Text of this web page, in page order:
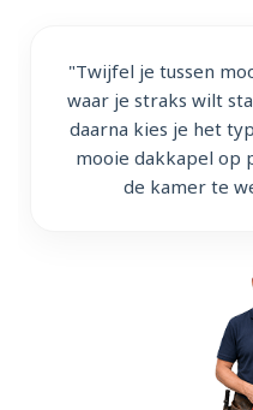
"Twijfel je tussen
waar je straks wilt
daarna kies je het
mooie dakkapel op
de kamer te